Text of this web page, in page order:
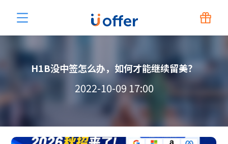
H1B没中签怎么办，如何才能继续留美？
2022-10-09 17:00